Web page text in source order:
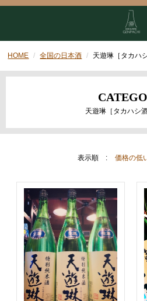
HOME 全国の日本酒 天遊琳［タカハ
天遊琳［タカハシ
表示順 : 価格の低